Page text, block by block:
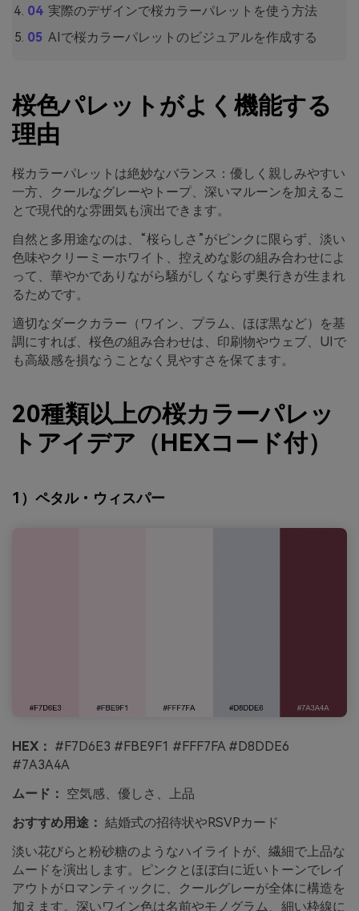
実際のデザインで桜カラーパレットを使う方法
AIで桜カラーパレットのビジュアルを作成する
桜色パレットがよく機能する
理由
桜カラーパレットは絶妙なバランス：優しく親しみやすい
一方、クールなグレーやトープ、深いマルーンを加えるこ
とで現代的な雰囲気も演出できます。
自然と多用途なのは、“桜らしさ”がピンクに限らず、淡い
色味やクリーミーホワイト、控えめな影の組み合わせによ
って、華やかでありながら騒がしくならず奥行きが生まれ
るためです。
適切なダークカラー（ワイン、プラム、ほぼ黒など）を基
調にすれば、桜色の組み合わせは、印刷物やウェブ、UIで
も高級感を損なうことなく見やすさを保てます。
20種類以上の桜カラーパレッ
トアイデア（HEXコード付）
1）ペタル・ウィスパー
HEX： #F7D6E3 #FBE9F1 #FFF7FA #D8DDE6
#7A3A4A
ムード： 空気感、優しさ、上品
おすすめ用途： 結婚式の招待状やRSVPカード
淡い花びらと粉砂糖のようなハイライトが、繊細で上品な
ムードを演出します。ピンクとほぼ白に近いトーンでレイ
アウトがロマンティックに、クールグレーが全体に構造を
加えます。深いワイン色は名前やモノグラム、細い枠線に